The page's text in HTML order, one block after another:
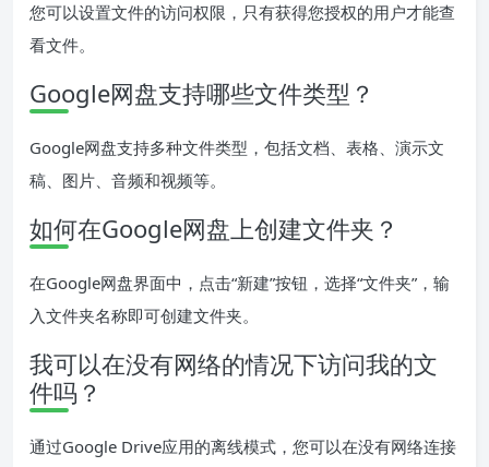
您可以设置文件的访问权限，只有获得您授权的用户才能查
看文件。
Google网盘支持哪些文件类型？
Google网盘支持多种文件类型，包括文档、表格、演示文
稿、图片、音频和视频等。
如何在Google网盘上创建文件夹？
在Google网盘界面中，点击“新建”按钮，选择“文件夹”，输
入文件夹名称即可创建文件夹。
我可以在没有网络的情况下访问我的文
件吗？
通过Google Drive应用的离线模式，您可以在没有网络连接